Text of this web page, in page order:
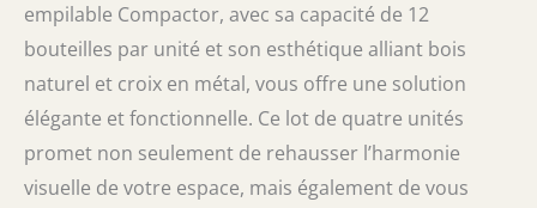
empilable Compactor, avec sa capacité de 12
bouteilles par unité et son esthétique alliant bois
naturel et croix en métal, vous offre une solution
élégante et fonctionnelle. Ce lot de quatre unités
promet non seulement de rehausser l’harmonie
visuelle de votre espace, mais également de vous